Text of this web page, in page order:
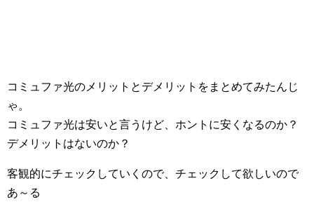
コミュファ光のメリットとデメリットをまとめてみたんじ
ゃ。
コミュファ光は安いと言うけど、ホントに安くなるのか？
デメリットはないのか？
客観的にチェックしていくので、チェックして欲しいので
あ～る